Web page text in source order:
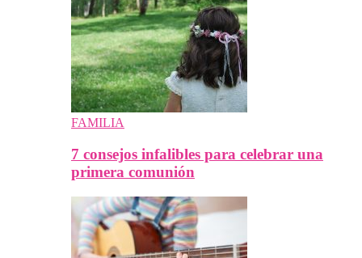
FAMILIA
7 consejos infalibles para celebrar una
primera comunión